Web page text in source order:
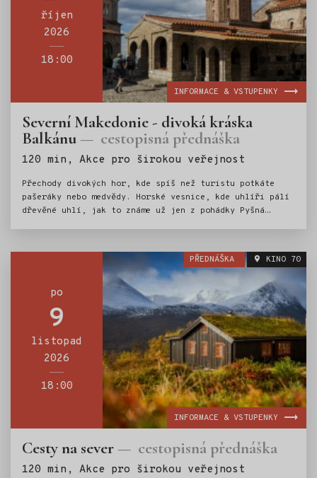
říjen
2026
18:00
Severní Makedonie - divoká kráska
Balkánu cestopisná přednáška
120 min, Akce pro širokou veřejnost
Přechody divokých hor, kde spíš než turistu potkáte
pašeráky nebo medvědy. Horské vesnice, kde uhlíři pálí
dřevěné uhlí, jak to známe už jen z pohádky Pyšná
úchvatné kaňony, výborná makedonská kuchyně a srdeční
lidé. To vše v přednášce Pavly Bičíkové.
INFORMACE & VSTUPENKY
po
9
listopad
2026
18:00
PŘEDNÁŠKA KINO 70
Cesty na sever cestopisná přednáška
120 min, Akce pro širokou veřejnost
INFORMACE & VSTUPENKY